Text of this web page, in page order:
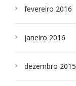
fevereiro 2016
janeiro 2016
dezembro 2015